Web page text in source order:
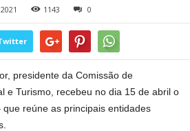
1143 0
presidente da Comissão de
e Turismo, recebeu no dia 15 de abril o
reúne as principais entidades